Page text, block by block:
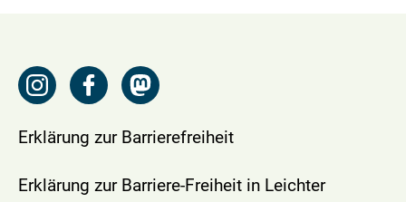
Erklärung zur Barrierefreiheit
Erklärung zur Barriere-Freiheit in Leichter